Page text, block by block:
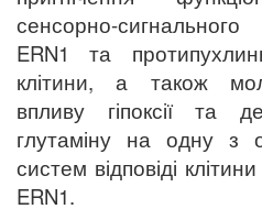
сенсорно-
ERN1 та
клітини, а також
впливу гіпоксії та
глутаміну на одну з
систем відповіді
ERN1.